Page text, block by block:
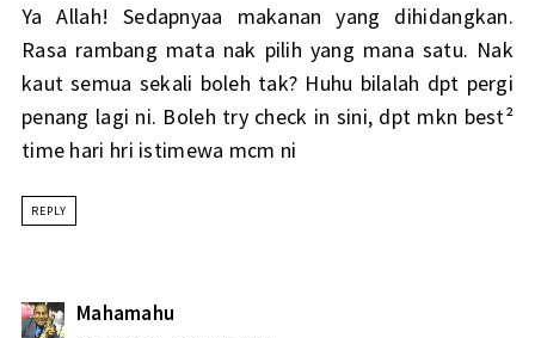
Ya Allah! Sedapnyaa makanan yang dihidangkan.
Rasa rambang mata nak pilih yang mana satu. Nak
kaut semua sekali boleh tak? Huhu bilalah dpt pergi
penang lagi ni. Boleh try check in sini, dpt mkn best²
time hari hri istimewa mcm ni
REPLY
Mahamahu